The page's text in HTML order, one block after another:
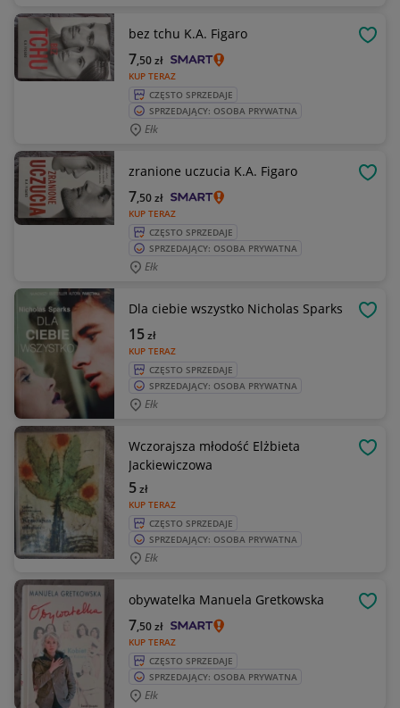
bez tchu K.A. Figaro
KUP TERAZ
7,50zł
CZĘSTO SPRZEDAJE
SPRZEDAJĄCY: OSOBA PRYWATNA
Ełk
zranione uczucia K.A. Figaro
KUP TERAZ
7,50zł
CZĘSTO SPRZEDAJE
SPRZEDAJĄCY: OSOBA PRYWATNA
Ełk
Dla ciebie wszystko Nicholas Sparks
KUP TERAZ
15zł
CZĘSTO SPRZEDAJE
SPRZEDAJĄCY: OSOBA PRYWATNA
Ełk
Wczorajsza młodość Elżbieta
Jackiewiczowa
KUP TERAZ
5zł
CZĘSTO SPRZEDAJE
SPRZEDAJĄCY: OSOBA PRYWATNA
Ełk
obywatelka Manuela Gretkowska
KUP TERAZ
7,50zł
CZĘSTO SPRZEDAJE
SPRZEDAJĄCY: OSOBA PRYWATNA
Ełk